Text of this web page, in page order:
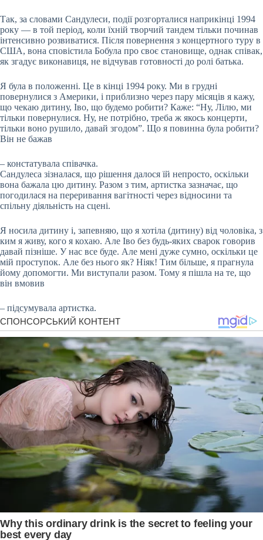
Так, за словами Сандулеси, події розгорталися наприкінці 1994
року — в той період, коли їхній творчий тандем тільки починав
інтенсивно розвиватися. Після повернення з концертного туру в
США, вона сповістила Бобула про своє становище, однак співак,
як згадує виконавиця, не відчував готовності до ролі батька.
Я була в положенні. Це в кінці 1994 року. Ми в грудні
повернулися з Америки, і приблизно через пару місяців я кажу,
що чекаю дитину, Іво, що будемо робити? Каже: “Ну, Лілю, ми
тільки повернулися. Ну, не потрібно, треба ж якось концерти,
тільки воно рушило, давай згодом”. Що я повинна була робити?
Він не бажав
– констатувала співачка.
Сандулеса зізналася, що рішення далося їй непросто, оскільки
вона бажала цю дитину. Разом з тим, артистка зазначає, що
погодилася на переривання вагітності через відносини та
спільну діяльність на сцені.
Я носила дитину і, запевняю, що я хотіла (дитину) від чоловіка, з
ким я живу, кого я кохаю. Але Іво без будь-яких сварок говорив
давай пізніше. У нас все буде. Але мені дуже сумно, оскільки це
мій проступок. Але без нього як? Ніяк! Тим більше, я прагнула
йому допомогти. Ми виступали разом. Тому я пішла на те, що
він вмовив
– підсумувала артистка.